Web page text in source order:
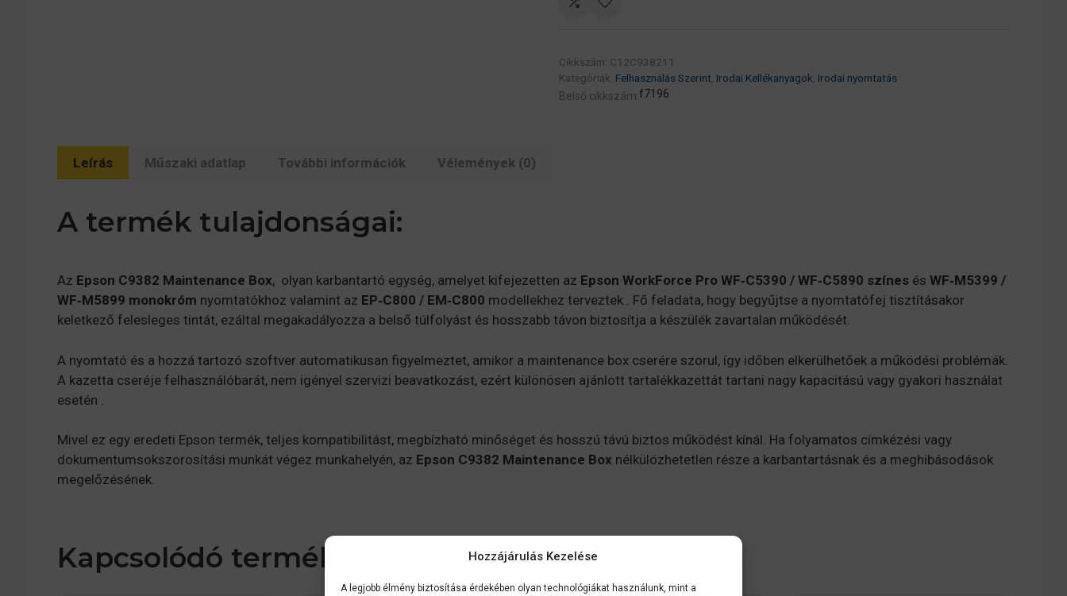
Hozzájárulás Kezelése
A legjobb élmény biztosítása érdekében olyan technológiákat használunk, mint a
Box
Workforce
Pro
Cikkszám: C12C938211
Kategóriák: Felhasználás Szerint, Irodai Kellékanyagok, Irodai nyomtatás
Belső cikkszám:f7196
Leírás Műszaki adatlap További információk Vélemények (0)
A termék tulajdonságai:
Az Epson C9382 Maintenance Box, olyan karbantartó egység, amelyet kifejezetten az Epson WorkForce Pro WF‑C5390 / WF‑C5890 színes és WF‑M5399 /
WF‑M5899 monokróm nyomtatókhoz valamint az EP‑C800 / EM‑C800 modellekhez terveztek . Fő feladata, hogy begyűjtse a nyomtatófej tisztításakor
keletkező felesleges tintát, ezáltal megakadályozza a belső túlfolyást és hosszabb távon biztosítja a készülék zavartalan működését.
A nyomtató és a hozzá tartozó szoftver automatikusan figyelmeztet, amikor a maintenance box cserére szorul, így időben elkerülhetőek a működési problémák.
A kazetta cseréje felhasználóbarát, nem igényel szervizi beavatkozást, ezért különösen ajánlott tartalékkazettát tartani nagy kapacitású vagy gyakori használat
esetén .
Mivel ez egy eredeti Epson termék, teljes kompatibilitást, megbízható minőséget és hosszú távú biztos működést kínál. Ha folyamatos címkézési vagy
dokumentumsokszorosítási munkát végez munkahelyén, az Epson C9382 Maintenance Box nélkülözhetetlen része a karbantartásnak és a meghibásodások
megelőzésének.
Kapcsolódó termékek